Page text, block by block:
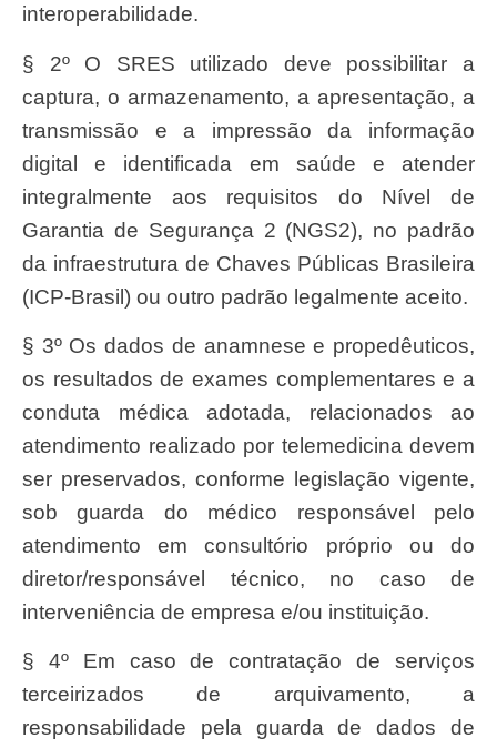
interoperabilidade.
§ 2º O SRES utilizado deve possibilitar a
captura, o armazenamento, a apresentação, a
transmissão e a impressão da informação
digital e identificada em saúde e atender
integralmente aos requisitos do Nível de
Garantia de Segurança 2 (NGS2), no padrão
da infraestrutura de Chaves Públicas Brasileira
(ICP-Brasil) ou outro padrão legalmente aceito.
§ 3º Os dados de anamnese e propedêuticos,
os resultados de exames complementares e a
conduta médica adotada, relacionados ao
atendimento realizado por telemedicina devem
ser preservados, conforme legislação vigente,
sob guarda do médico responsável pelo
atendimento em consultório próprio ou do
diretor/responsável técnico, no caso de
interveniência de empresa e/ou instituição.
§ 4º Em caso de contratação de serviços
terceirizados de arquivamento, a
responsabilidade pela guarda de dados de